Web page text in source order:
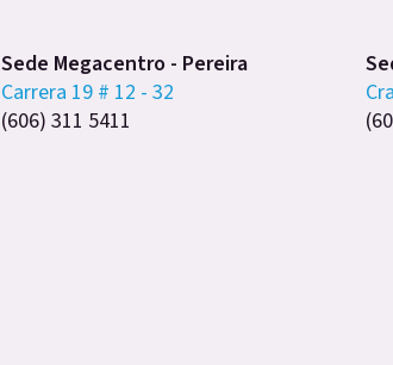
Sede Megacentro - Pereira
Carrera 19 # 12 - 32
(606) 311 5411